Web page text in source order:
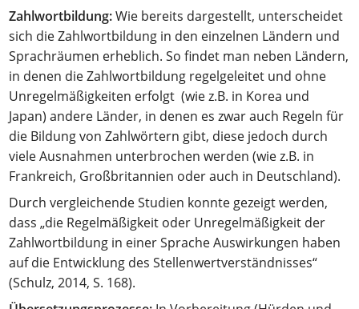
Zahlwortbildung:Wie bereits dargestellt, unterscheidet
sich die Zahlwortbildung in den einzelnen Ländern und
Sprachräumen erheblich. So findet man neben Ländern,
in denen die Zahlwortbildung regelgeleitet und ohne
Unregelmäßigkeiten erfolgt (wie z.B. in Korea und
Japan) andere Länder, in denen es zwar auch Regeln für
die Bildung von Zahlwörtern gibt, diese jedoch durch
viele Ausnahmen unterbrochen werden (wie z.B. in
Frankreich, Großbritannien oder auch in Deutschland).
Durch vergleichende Studien konnte gezeigt werden,
dass „die Regelmäßigkeit oder Unregelmäßigkeit der
Zahlwortbildung in einer Sprache Auswirkungen haben
auf die Entwicklung des Stellenwertverständnisses“
(Schulz, 2014, S. 168).